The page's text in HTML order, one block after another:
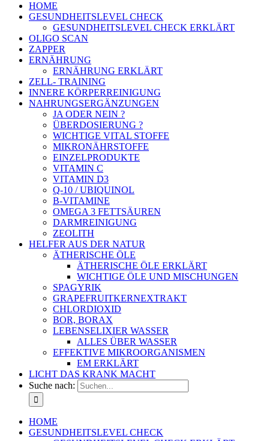
HOME
GESUNDHEITSLEVEL CHECK
GESUNDHEITSLEVEL CHECK ERKLÄRT
OLIGO SCAN
ZAPPER
ERNÄHRUNG
ERNÄHRUNG ERKLÄRT
ZELL- TRAINING
INNERE KÖRPERREINIGUNG
NAHRUNGSERGÄNZUNGEN
JA ODER NEIN ?
ÜBERDOSIERUNG ?
WICHTIGE VITAL STOFFE
MIKRONÄHRSTOFFE
EINZELPRODUKTE
VITAMIN C
VITAMIN D3
Q-10 / UBIQUINOL
B-VITAMINE
OMEGA 3 FETTSÄUREN
DARMREINIGUNG
ZEOLITH
HELFER AUS DER NATUR
ÄTHERISCHE ÖLE
ÄTHERISCHE ÖLE ERKLÄRT
WICHTIGE ÖLE UND MISCHUNGEN
SPAGYRIK
GRAPEFRUITKERNEXTRAKT
CHLORDIOXID
BOR, BORAX
LEBENSELIXIER WASSER
ALLES ÜBER WASSER
EFFEKTIVE MIKROORGANISMEN
EM ERKLÄRT
LICHT DAS KRANK MACHT
Suche nach:
HOME
GESUNDHEITSLEVEL CHECK